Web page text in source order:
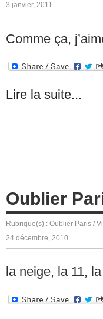
3 janvier, 2011
Comme ça,
Lire la suite...
Oublier
Rubrique(s) : Oublier Paris /
24 décembre, 2010
la neige, la 11,